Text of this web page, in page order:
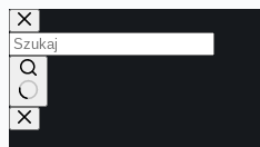
Przejdź
do
treści
Brak
wyników